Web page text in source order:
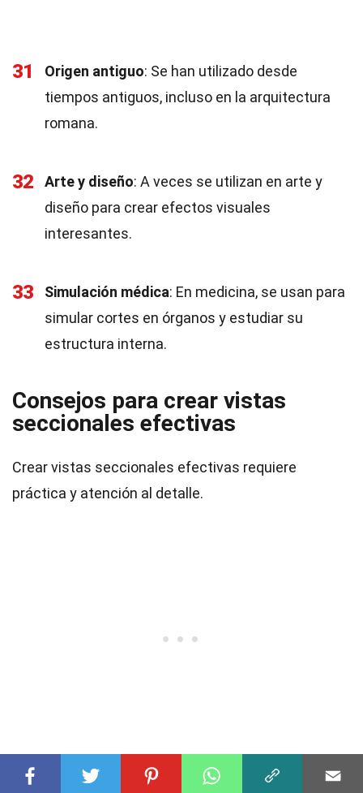
31 Origen antiguo: Se han utilizado desde
tiempos antiguos, incluso en la arquitectura
romana.
32 Arte y diseño: A veces se utilizan en arte y
diseño para crear efectos visuales
interesantes.
33 Simulación médica: En medicina, se usan para
simular cortes en órganos y estudiar su
estructura interna.
Consejos para crear vistas
seccionales efectivas
Crear vistas seccionales efectivas requiere
práctica y atención al detalle.
34
qué partes del objeto necesitas mostrar.